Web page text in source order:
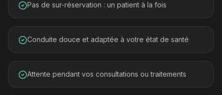
Pas de sur-réservation : un patient à la fois
Conduite douce et adaptée à votre état de santé
Attente pendant vos consultations ou traitements